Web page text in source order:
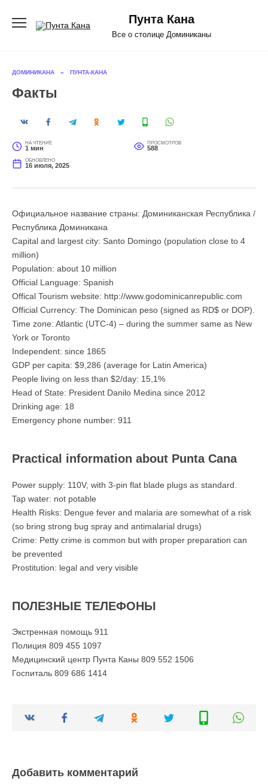
содержанию
Пунта Кана
Все о столице Доминиканы
ДОМИНИКАНА » ПУНТА-КАНА
Факты
НА ЧТЕНИЕ
1 мин
ПРОСМОТРОВ
588
ОБНОВЛЕНО
16 июля, 2025
Официальное название страны: Доминиканская Республика /
Республика Доминикана
Capital and largest city: Santo Domingo (population close to 4
million)
Population: about 10 million
Official Language: Spanish
Offical Tourism website: http://www.godominicanrepublic.com
Official Currency: The Dominican peso (signed as RD$ or DOP).
Time zone: Atlantic (UTC-4) – during the summer same as New
York or Toronto
Independent: since 1865
GDP per capita: $9,286 (average for Latin America)
People living on less than $2/day: 15,1%
Head of State: President Danilo Medina since 2012
Drinking age: 18
Emergency phone number: 911
Practical information about Punta Cana
Power supply: 110V, with 3-pin flat blade plugs as standard.
Tap water: not potable
Health Risks: Dengue fever and malaria are somewhat of a risk
(so bring strong bug spray and antimalarial drugs)
Crime: Petty crime is common but with proper preparation can
be prevented
Prostitution: legal and very visible
ПОЛЕЗНЫЕ ТЕЛЕФОНЫ
Экстренная помощь 911
Полиция 809 455 1097
Медицинский центр Пунта Каны 809 552 1506
Госпиталь 809 686 1414
Добавить комментарий